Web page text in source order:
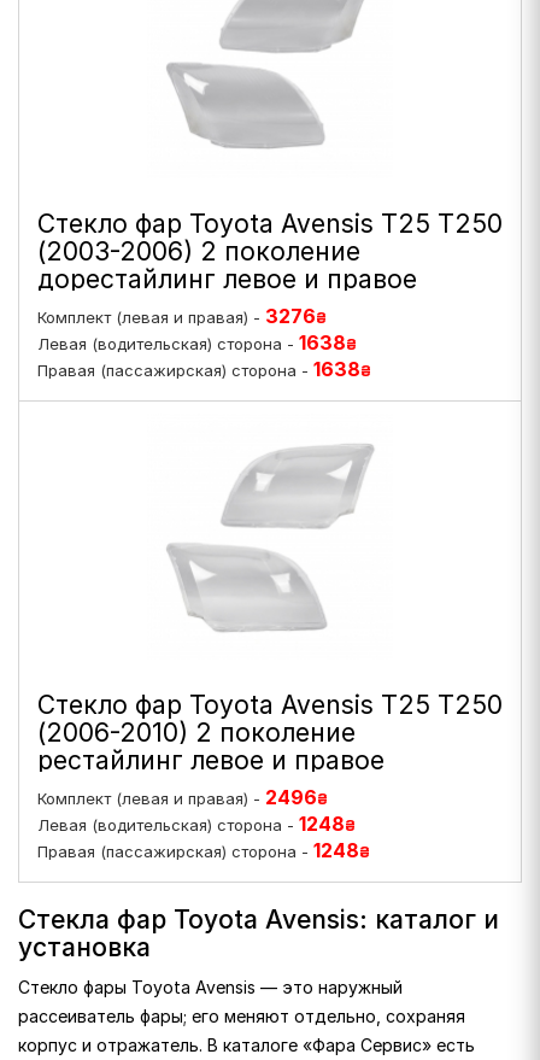
Стекло фар Toyota Avensis T25 T250
(2003-2006) 2 поколение
дорестайлинг левое и правое
Комплект (левая и правая) - 3276₴
Левая (водительская) сторона - 1638₴
Правая (пассажирская) сторона - 1638₴
Стекло фар Toyota Avensis T25 T250
(2006-2010) 2 поколение
рестайлинг левое и правое
Комплект (левая и правая) - 2496₴
Левая (водительская) сторона - 1248₴
Правая (пассажирская) сторона - 1248₴
Стекла фар Toyota Avensis: каталог и
установка
Стекло фары Toyota Avensis — это наружный
рассеиватель фары; его меняют отдельно, сохраняя
корпус и отражатель. В каталоге «Фара Сервис» есть